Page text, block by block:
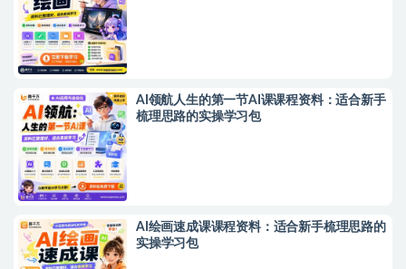
AI领航人生的第一节AI课课程资料：适合新手
梳理思路的实操学习包
AI绘画速成课课程资料：适合新手梳理思路的
实操学习包